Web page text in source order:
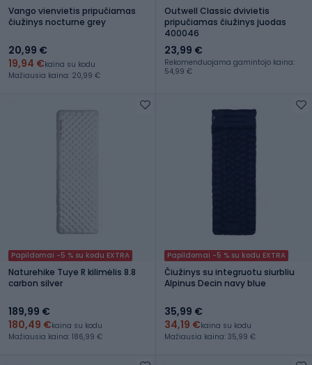
Vango vienvietis pripučiamas
čiužinys nocturne grey
20,99 €
19,94 €kaina su kodu
Mažiausia kaina: 20,99 €
Outwell Classic dvivietis
pripučiamas čiužinys juodas
400046
23,99 €
Rekomenduojama gamintojo kaina:
54,99 €
Papildomai -5 % su kodu EXTRA
Naturehike Tuye R kilimėlis 8.8
carbon silver
189,99 €
180,49 €kaina su kodu
Mažiausia kaina: 186,99 €
Papildomai -5 % su kodu EXTRA
Čiužinys su integruotu siurbliu
Alpinus Decin navy blue
35,99 €
34,19 €kaina su kodu
Mažiausia kaina: 35,99 €